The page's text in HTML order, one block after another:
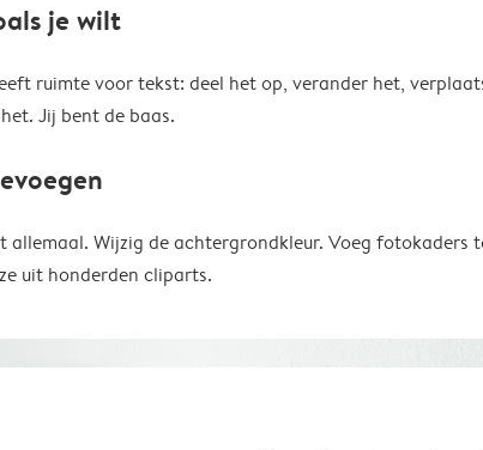
je wilt
ruimte voor tekst: deel het op, verander het,
Jij bent de baas.
allemaal. Wijzig de achtergrondkleur. Voeg fotokaders
uit honderden cliparts.